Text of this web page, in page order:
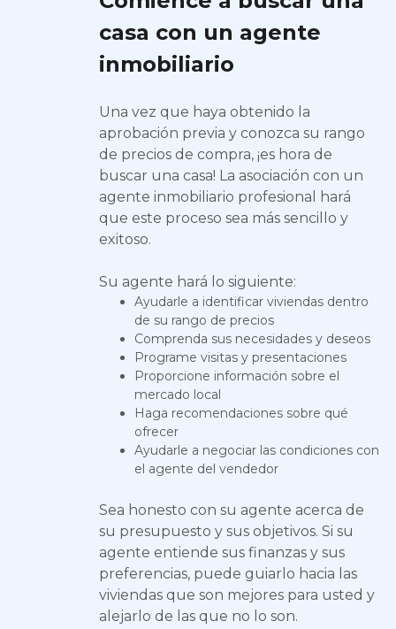
casa con un agente
inmobiliario
Una vez que haya obtenido la
aprobación previa y conozca su rango
de precios de compra, ¡es hora de
buscar una casa! La asociación con un
agente inmobiliario profesional hará
que este proceso sea más sencillo y
exitoso.
Su agente hará lo siguiente:
Ayudarle a identificar viviendas dentro
de su rango de precios
Comprenda sus necesidades y deseos
Programe visitas y presentaciones
Proporcione información sobre el
mercado local
Haga recomendaciones sobre qué
ofrecer
Ayudarle a negociar las condiciones con
el agente del vendedor
Sea honesto con su agente acerca de
su presupuesto y sus objetivos. Si su
agente entiende sus finanzas y sus
preferencias, puede guiarlo hacia las
viviendas que son mejores para usted y
alejarlo de las que no lo son.